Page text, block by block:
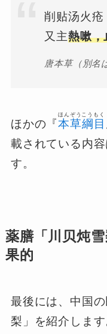
削贴汤火疮
又主熱嗽，
唐本草（別名
ほかの『本草綱目
ほんぞうこうもく
載されている内
す。
薬膳「川贝炖
果的
最後には、中国
梨」を紹介します